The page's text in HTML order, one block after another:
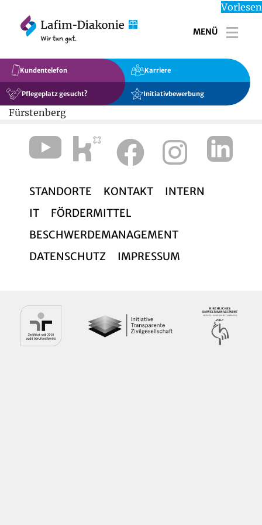
Vorlesen
MENÜ
Kundentelefon
Pflegeplatz gesucht?
Karriere
Initiativbewerbung
Fürstenberg
STANDORTE KONTAKT
INTERN
IT
FÖRDERMITTEL
BESCHWERDEMANAGEMENT
DATENSCHUTZ
IMPRESSUM